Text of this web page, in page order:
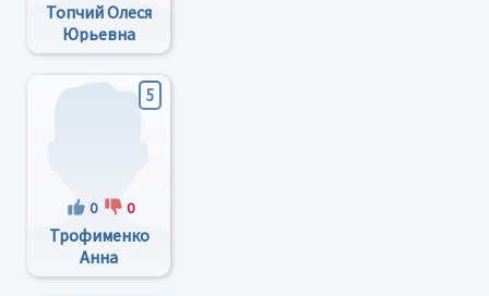
Топчий Олеся
Юрьевна
5
0 0
Трофименко
Анна
Валерьевна